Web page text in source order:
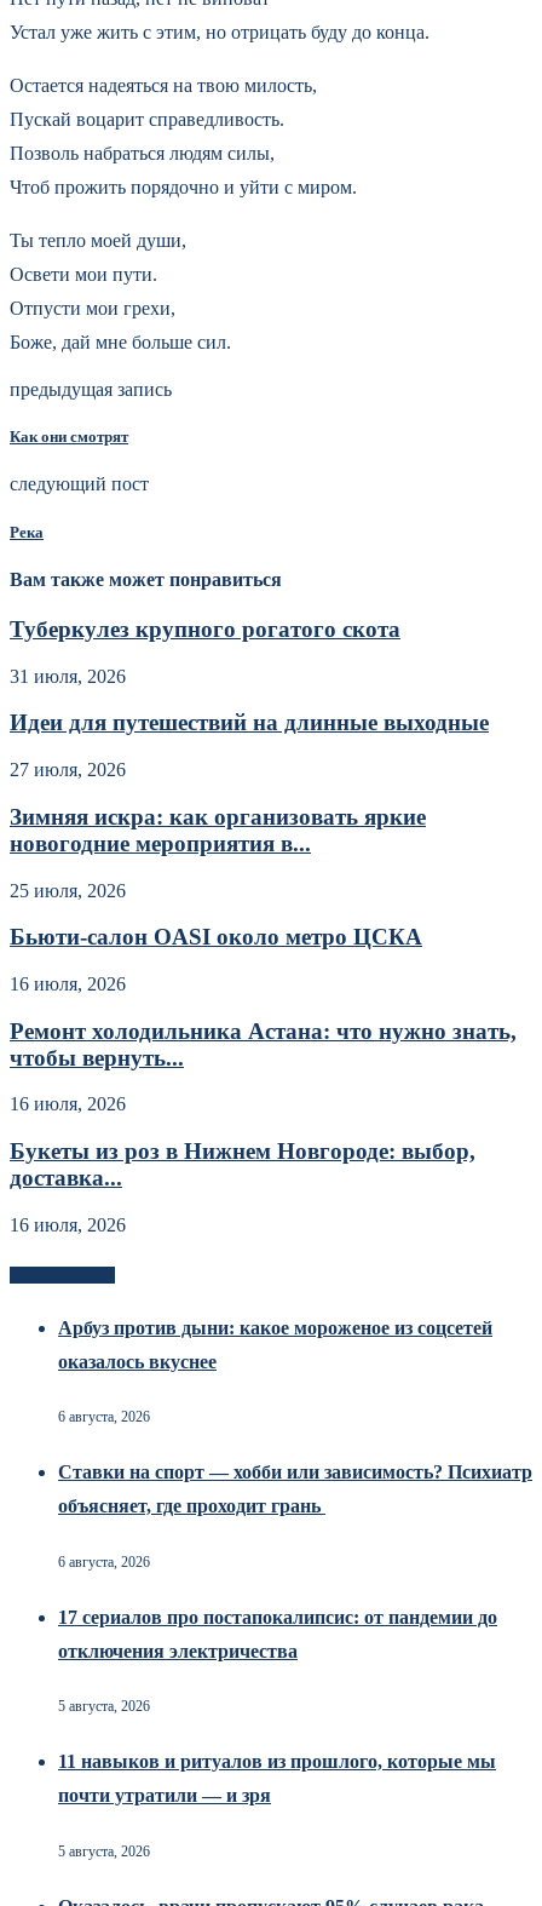
Устал уже жить с этим, но отрицать буду до конца.
Остается надеяться на твою милость,
Пускай воцарит справедливость.
Позволь набраться людям силы,
Чтоб прожить порядочно и уйти с миром.
Ты тепло моей души,
Освети мои пути.
Отпусти мои грехи,
Боже, дай мне больше сил.
предыдущая запись
Как они смотрят
следующий пост
Река
Вам также может понравиться
Туберкулез крупного рогатого скота
31 июля, 2026
Идеи для путешествий на длинные выходные
27 июля, 2026
Зимняя искра: как организовать яркие
новогодние мероприятия в...
25 июля, 2026
Бьюти-салон OASI около метро ЦСКА
16 июля, 2026
Ремонт холодильника Астана: что нужно знать,
чтобы вернуть...
16 июля, 2026
Букеты из роз в Нижнем Новгороде: выбор,
доставка...
16 июля, 2026
Арбуз против дыни: какое мороженое из соцсетей
оказалось вкуснее
6 августа, 2026
Ставки на спорт — хобби или зависимость? Психиатр
объясняет, где проходит грань
6 августа, 2026
17 сериалов про постапокалипсис: от пандемии до
отключения электричества
5 августа, 2026
11 навыков и ритуалов из прошлого, которые мы
почти утратили — и зря
5 августа, 2026